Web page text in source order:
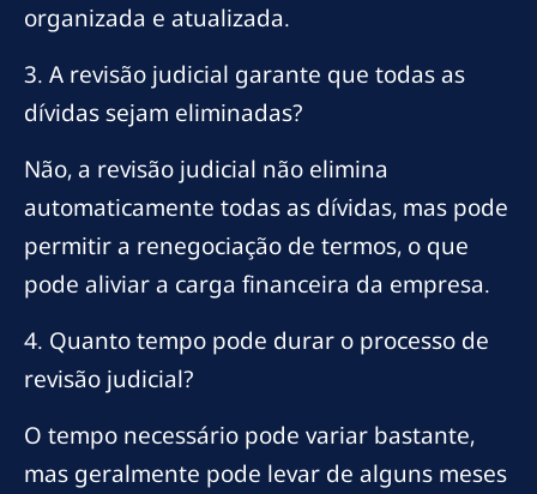
organizada e atualizada.
3. A revisão judicial garante que todas as
dívidas sejam eliminadas?
Não, a revisão judicial não elimina
automaticamente todas as dívidas, mas pode
permitir a renegociação de termos, o que
pode aliviar a carga financeira da empresa.
4. Quanto tempo pode durar o processo de
revisão judicial?
O tempo necessário pode variar bastante,
mas geralmente pode levar de alguns meses